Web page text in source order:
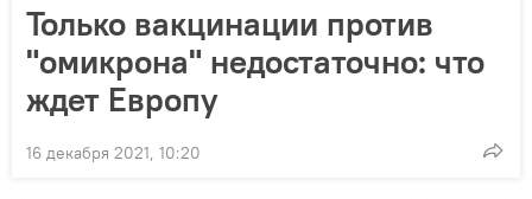
Только вакцинации против
"омикрона" недостаточно: что
ждет Европу
16 декабря 2021, 10:20